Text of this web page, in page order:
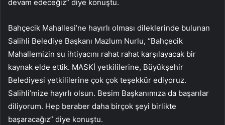
devam edeceğiz” diye konuştu.
Bahçecik Mahallesi’ne hayırlı olması dileklerinde bulunan
Salihli Belediye Başkanı Mazlum Nurlu, “Bahçecik
Mahallemizin su ihtiyacını rahat rahat karşılayacak bir
kaynak elde ettik. MASKİ yetkililerine, Büyükşehir
Belediyesi yetkililerine çok çok teşekkür ediyoruz.
Salihli’mize hayırlı olsun. Besim Başkanımıza da başarılar
diliyorum. Hep beraber daha birçok şeyi birlikte
başaracağız” diye konuştu.